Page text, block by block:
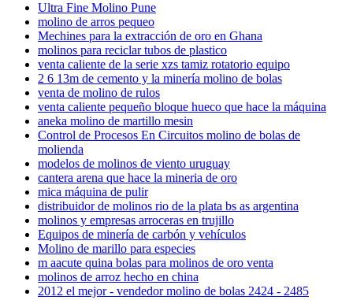
Ultra Fine Molino Pune
molino de arros pequeo
Mechines para la extracción de oro en Ghana
molinos para reciclar tubos de plastico
venta caliente de la serie xzs tamiz rotatorio equipo
2 6 13m de cemento y la minería molino de bolas
venta de molino de rulos
venta caliente pequeño bloque hueco que hace la máquina
aneka molino de martillo mesin
Control de Procesos En Circuitos molino de bolas de
molienda
modelos de molinos de viento uruguay
cantera arena que hace la mineria de oro
mica máquina de pulir
distribuidor de molinos rio de la plata bs as argentina
molinos y empresas arroceras en trujillo
Equipos de minería de carbón y vehículos
Molino de marillo para especies
m aacute quina bolas para molinos de oro venta
molinos de arroz hecho en china
2012 el mejor - vendedor molino de bolas 2424 - 2485